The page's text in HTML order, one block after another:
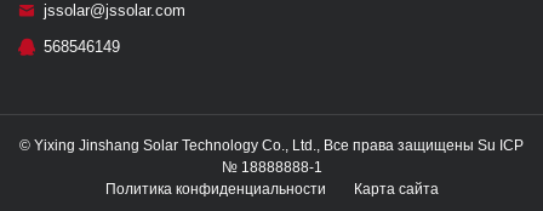
jssolar@jssolar.com
568546149
© Yixing Jinshang Solar Technology Co., Ltd., Все права защищены Su ICP
№ 18888888-1
Политика конфиденциальности
Карта сайта